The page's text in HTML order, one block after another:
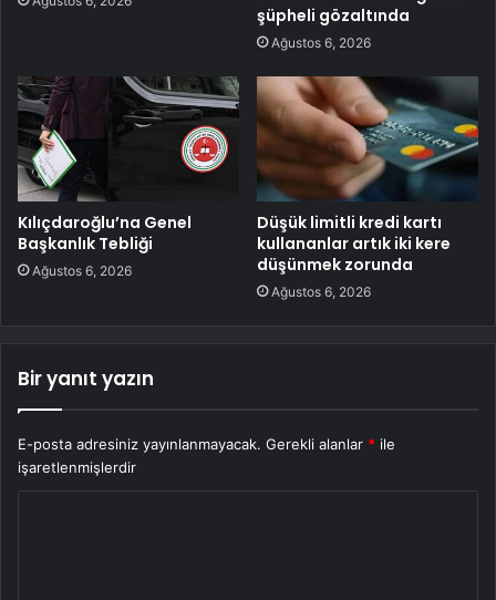
şüpheli gözaltında
Ağustos 6, 2026
Kılıçdaroğlu’na Genel
Başkanlık Tebliği
Ağustos 6, 2026
Düşük limitli kredi kartı
kullananlar artık iki kere
düşünmek zorunda
Ağustos 6, 2026
Bir yanıt yazın
E-posta adresiniz yayınlanmayacak. Gerekli alanlar * ile
işaretlenmişlerdir